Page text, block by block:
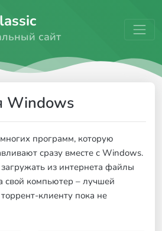
сайт
Windows
программ, которую
сразу вместе с Windows.
из интернета файлы
свой компьютер – лучшей
клиенту пока не